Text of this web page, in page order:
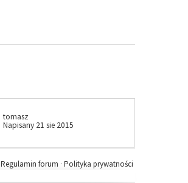
tomasz
Napisany 21 sie 2015
Polityka prywatności
Regulamin forum ·